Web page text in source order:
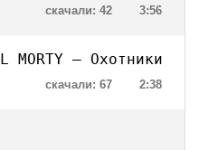
3:56
скачали: 42
— Охотники
2:38
скачали: 67